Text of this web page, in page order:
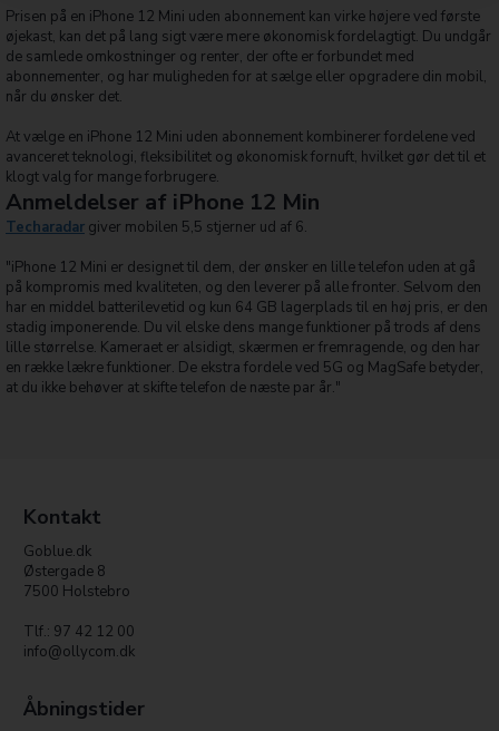
Prisen på en iPhone 12 Mini uden abonnement kan virke højere ved første
øjekast, kan det på lang sigt være mere økonomisk fordelagtigt. Du undgår
de samlede omkostninger og renter, der ofte er forbundet med
abonnementer, og har muligheden for at sælge eller opgradere din mobil,
når du ønsker det.
At vælge en iPhone 12 Mini uden abonnement kombinerer fordelene ved
avanceret teknologi, fleksibilitet og økonomisk fornuft, hvilket gør det til et
klogt valg for mange forbrugere.
Anmeldelser af iPhone 12 Min
Techaradar giver mobilen 5,5 stjerner ud af 6.
"iPhone 12 Mini er designet til dem, der ønsker en lille telefon uden at gå
på kompromis med kvaliteten, og den leverer på alle fronter. Selvom den
har en middel batterilevetid og kun 64 GB lagerplads til en høj pris, er den
stadig imponerende. Du vil elske dens mange funktioner på trods af dens
lille størrelse. Kameraet er alsidigt, skærmen er fremragende, og den har
en række lækre funktioner. De ekstra fordele ved 5G og MagSafe betyder,
at du ikke behøver at skifte telefon de næste par år."
Kontakt
Goblue.dk
Østergade 8
7500 Holstebro
Tlf.: 97 42 12 00
info@ollycom.dk
Åbningstider